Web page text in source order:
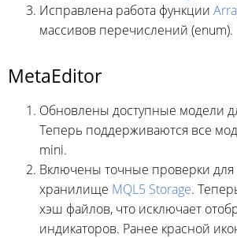
Исправлена работа функции
массивов перечислений (enum).
MetaEditor
Обновлены доступные модели
Теперь поддерживаются все
mini.
Включены точные проверки для
хранилище MQL5 Storage.
хэш файлов, что исключает
индикаторов. Ранее красной